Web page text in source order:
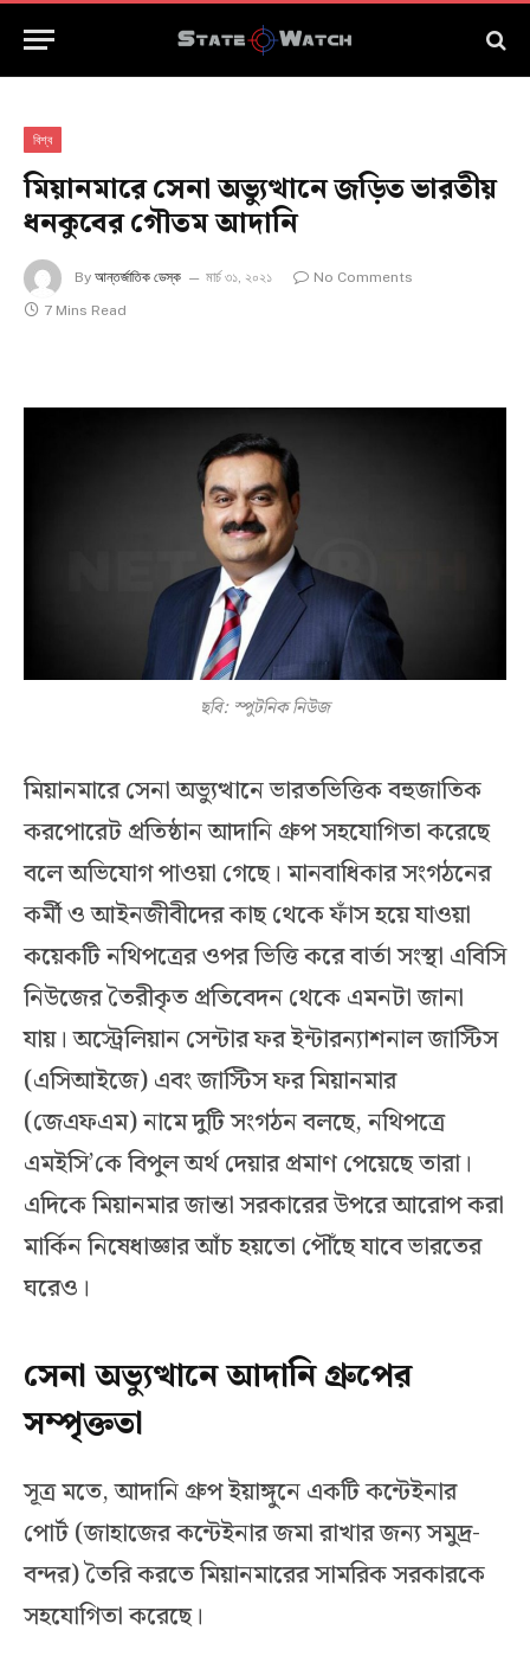
বিশ্ব
মিয়ানমারে সেনা অভ্যুত্থানে জড়িত ভারতীয়
ধনকুবের গৌতম আদানি
By আন্তর্জাতিক ডেস্ক মার্চ ৩১, ২০২১
No Comments
7 Mins Read
ছবি: স্পুটনিক নিউজ
মিয়ানমারে সেনা অভ্যুত্থানে ভারতভিত্তিক বহুজাতিক
করপোরেট প্রতিষ্ঠান আদানি গ্রুপ সহযোগিতা করেছে
বলে অভিযোগ পাওয়া গেছে। মানবাধিকার সংগঠনের
কর্মী ও আইনজীবীদের কাছ থেকে ফাঁস হয়ে যাওয়া
কয়েকটি নথিপত্রের ওপর ভিত্তি করে বার্তা সংস্থা এবিসি
নিউজের তৈরীকৃত প্রতিবেদন থেকে এমনটা জানা
যায়। অস্ট্রেলিয়ান সেন্টার ফর ইন্টারন্যাশনাল জাস্টিস
(এসিআইজে) এবং জাস্টিস ফর মিয়ানমার
(জেএফএম) নামে দুটি সংগঠন বলছে, নথিপত্রে
এমইসি’কে বিপুল অর্থ দেয়ার প্রমাণ পেয়েছে তারা।
এদিকে মিয়ানমার জান্তা সরকারের উপরে আরোপ করা
মার্কিন নিষেধাজ্ঞার আঁচ হয়তো পৌঁছে যাবে ভারতের
ঘরেও।
সেনা অভ্যুত্থানে আদানি গ্রুপের
সম্পৃক্ততা
সূত্র মতে, আদানি গ্রুপ ইয়াঙ্গুনে একটি কন্টেইনার
পোর্ট (জাহাজের কন্টেইনার জমা রাখার জন্য সমুদ্র-
বন্দর) তৈরি করতে মিয়ানমারের সামরিক সরকারকে
সহযোগিতা করেছে।